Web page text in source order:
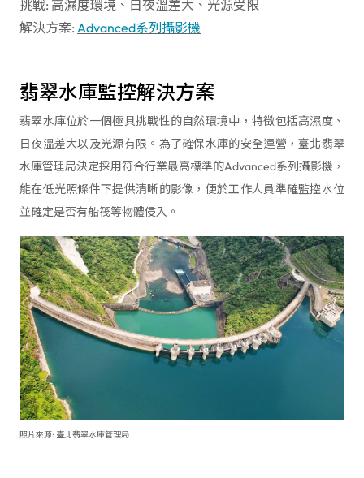
挑戰: 高濕度環境、日夜溫差大、光源受限
解決方案: Advanced系列攝影機
翡翠水庫監控解決方案
翡翠水庫位於一個極具挑戰性的自然環境中，特徵包括高濕度、
日夜溫差大以及光源有限。為了確保水庫的安全運營，臺北翡翠
水庫管理局決定採用符合行業最高標準的Advanced系列攝影機，
能在低光照條件下提供清晰的影像，便於工作人員準確監控水位
並確定是否有船筏等物體侵入。
照片來源: 臺北翡翠水庫管理局